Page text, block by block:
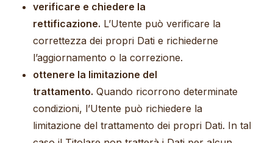
verificare e chiedere la
rettificazione. L’Utente può verificare la
correttezza dei propri Dati e richiederne
l’aggiornamento o la correzione.
ottenere la limitazione del
trattamento. Quando ricorrono determinate
condizioni, l’Utente può richiedere la
limitazione del trattamento dei propri Dati. In tal